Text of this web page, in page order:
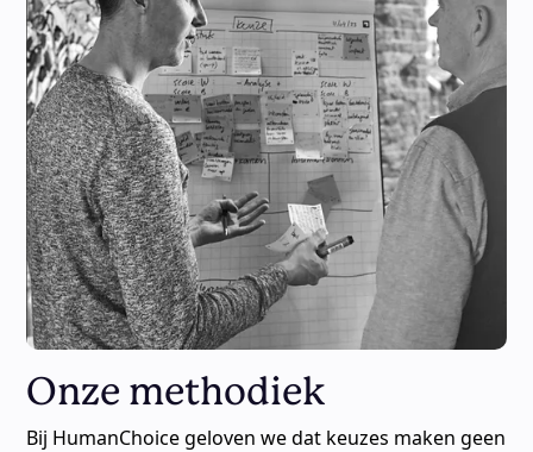
Onze methodiek
Bij HumanChoice geloven we dat keuzes maken geen